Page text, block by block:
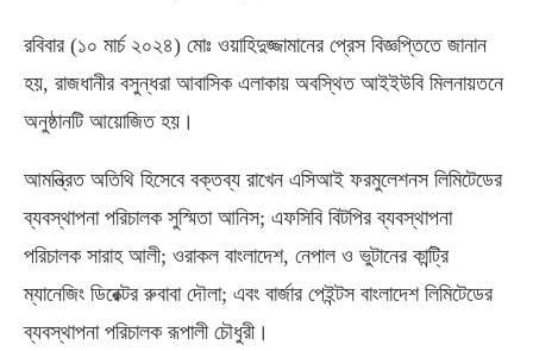
রবিবার (১০ মার্চ ২০২৪) মোঃ ওয়াহিদুজ্জামানের প্রেস বিজ্ঞপ্তিতে জানান
হয়, রাজধানীর বসুন্ধরা আবাসিক এলাকায় অবস্থিত আইইউবি মিলনায়তনে
অনুষ্ঠানটি আয়োজিত হয়।
আমন্ত্রিত অতিথি হিসেবে বক্তব্য রাখেন এসিআই ফরমুলেশনস লিমিটেডের
ব্যবস্থাপনা পরিচালক সুস্মিতা আনিস; এফসিবি বিটপির ব্যবস্থাপনা
পরিচালক সারাহ আলী; ওরাকল বাংলাদেশ, নেপাল ও ভুটানের কান্ট্রি
ম্যানেজিং ডিরেক্টর রুবাবা দৌলা; এবং বার্জার পেইন্টস বাংলাদেশ লিমিটেডের
ব্যবস্থাপনা পরিচালক রূপালী চৌধুরী।